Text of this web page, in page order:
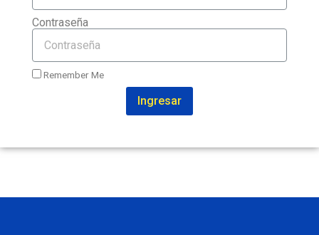
Contraseña
Remember Me
Ingresar